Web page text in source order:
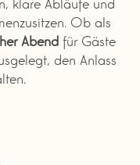
Ob als
Abend für Gäste
den Anlass